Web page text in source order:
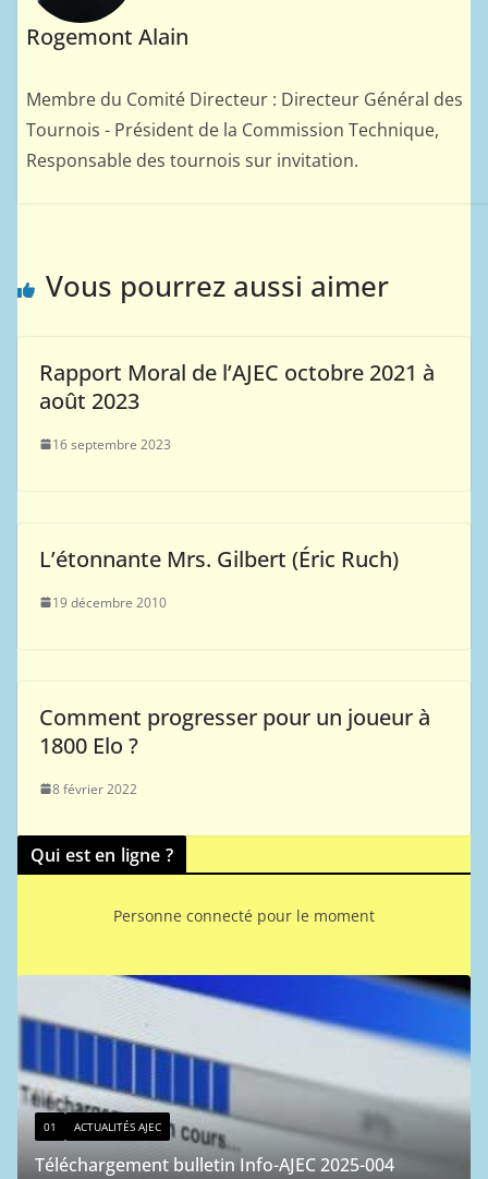
Rogemont Alain
Membre du Comité Directeur : Directeur Général des
Tournois - Président de la Commission Technique,
Responsable des tournois sur invitation.
Vous pourrez aussi aimer
Rapport Moral de l’AJEC octobre 2021 à
août 2023
16 septembre 2023
L’étonnante Mrs. Gilbert (Éric Ruch)
19 décembre 2010
Comment progresser pour un joueur à
1800 Elo ?
8 février 2022
Qui est en ligne ?
Personne connecté pour le moment
AJEC 2025-004
01 ACTUALITÉS AJEC
Classement ICCF des joueurs